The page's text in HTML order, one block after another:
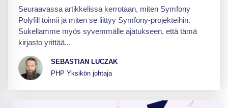
Seuraavassa artikkelissa kerrotaan, miten Symfony
Polyfill toimii ja miten se liittyy Symfony-projekteihin.
Sukellamme myös syvemmälle ajatukseen, että tämä
kirjasto yrittää...
SEBASTIAN LUCZAK
PHP Yksikön johtaja